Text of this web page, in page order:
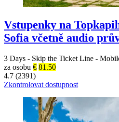
Vstupenky na
Sofia včetně audio
3 Days - Skip the Ticket Line -
za osobu € 81.50
4.7 (2391)
Zkontrolovat dostupnost